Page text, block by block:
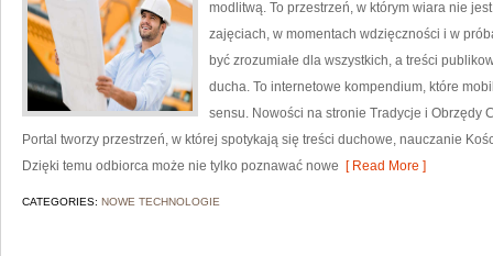
modlitwą. To przestrzeń, w którym wiara nie
zajęciach, w momentach wdzięczności i w
być zrozumiałe dla wszystkich, a treści
ducha. To internetowe kompendium, które
sensu. Nowości na stronie Tradycje i Obrzędy
Portal tworzy przestrzeń, w której spotykają się treści duchowe, nauczanie
Dzięki temu odbiorca może nie tylko poznawać nowe [ Read More ]
CATEGORIES: NOWE TECHNOLOGIE